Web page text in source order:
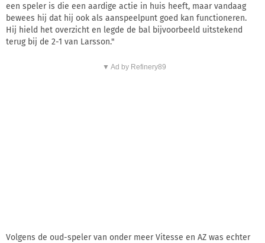
een speler is die een aardige actie in huis heeft, maar vandaag
bewees hij dat hij ook als aanspeelpunt goed kan functioneren.
Hij hield het overzicht en legde de bal bijvoorbeeld uitstekend
terug bij de 2-1 van Larsson."
▼ Ad by Refinery89
Volgens de oud-speler van onder meer Vitesse en AZ was echter